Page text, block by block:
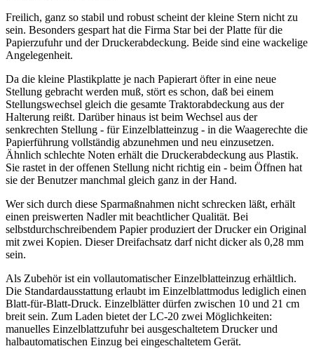
Freilich, ganz so stabil und robust scheint der kleine Stern nicht zu
sein. Besonders gespart hat die Firma Star bei der Platte für die
Papierzufuhr und der Druckerabdeckung. Beide sind eine wackelige
Angelegenheit.
Da die kleine Plastikplatte je nach Papierart öfter in eine neue
Stellung gebracht werden muß, stört es schon, daß bei einem
Stellungswechsel gleich die gesamte Traktorabdeckung aus der
Halterung reißt. Darüber hinaus ist beim Wechsel aus der
senkrechten Stellung - für Einzelblatteinzug - in die Waagerechte die
Papierführung vollständig abzunehmen und neu einzusetzen.
Ähnlich schlechte Noten erhält die Druckerabdeckung aus Plastik.
Sie rastet in der offenen Stellung nicht richtig ein - beim Öffnen hat
sie der Benutzer manchmal gleich ganz in der Hand.
Wer sich durch diese Sparmaßnahmen nicht schrecken läßt, erhält
einen preiswerten Nadler mit beachtlicher Qualität. Bei
selbstdurchschreibendem Papier produziert der Drucker ein Original
mit zwei Kopien. Dieser Dreifachsatz darf nicht dicker als 0,28 mm
sein.
Als Zubehör ist ein vollautomatischer Einzelblatteinzug erhältlich.
Die Standardausstattung erlaubt im Einzelblattmodus lediglich einen
Blatt-für-Blatt-Druck. Einzelblätter dürfen zwischen 10 und 21 cm
breit sein. Zum Laden bietet der LC-20 zwei Möglichkeiten:
manuelles Einzelblattzufuhr bei ausgeschaltetem Drucker und
halbautomatischen Einzug bei eingeschaltetem Gerät.